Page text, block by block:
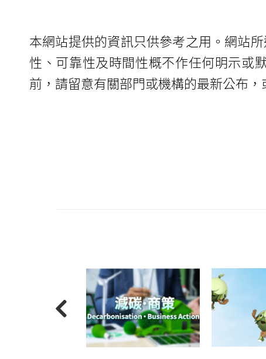
本網站提供的資訊只供參考之用。網站
性、可靠性及時間性概不作任何明示或
前，請留意有關部門或機構的最新公布